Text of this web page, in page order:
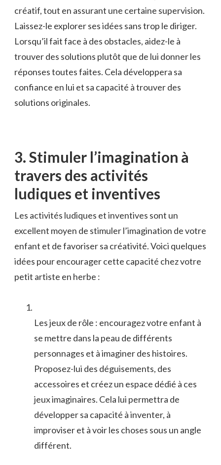
créatif, tout en assurant une ‌certaine supervision.
⁢Laissez-le explorer‍ ses idées sans trop le‌ diriger.
Lorsqu’il ‌fait face à⁤ des obstacles,‌ aidez-le ⁤à
trouver des‍ solutions plutôt que ⁢de‍ lui donner les
réponses toutes faites. Cela développera ​sa
confiance ​en ⁢lui et sa capacité à ​trouver des​
solutions originales.
3. Stimuler l’imagination à
travers ⁤des activités
ludiques et inventives
Les activités ludiques ‌et inventives sont⁣ un​
excellent moyen de stimuler ​l’imagination de ‌votre⁤
enfant et ‍de ​favoriser‍ sa créativité. Voici quelques
idées​ pour⁣ encourager cette capacité ⁤chez votre
⁣petit artiste​ en herbe⁤ :
Les jeux de rôle : encouragez votre enfant à
se mettre dans⁣ la peau de différents
personnages ​et à imaginer ​des histoires.
Proposez-lui des déguisements, des
‌accessoires et​ créez un espace dédié à ces
jeux ‌imaginaires. Cela⁢ lui ⁢permettra de
développer sa⁢ capacité à inventer, à
improviser et à⁣ voir les choses ⁢sous‌ un angle
différent.